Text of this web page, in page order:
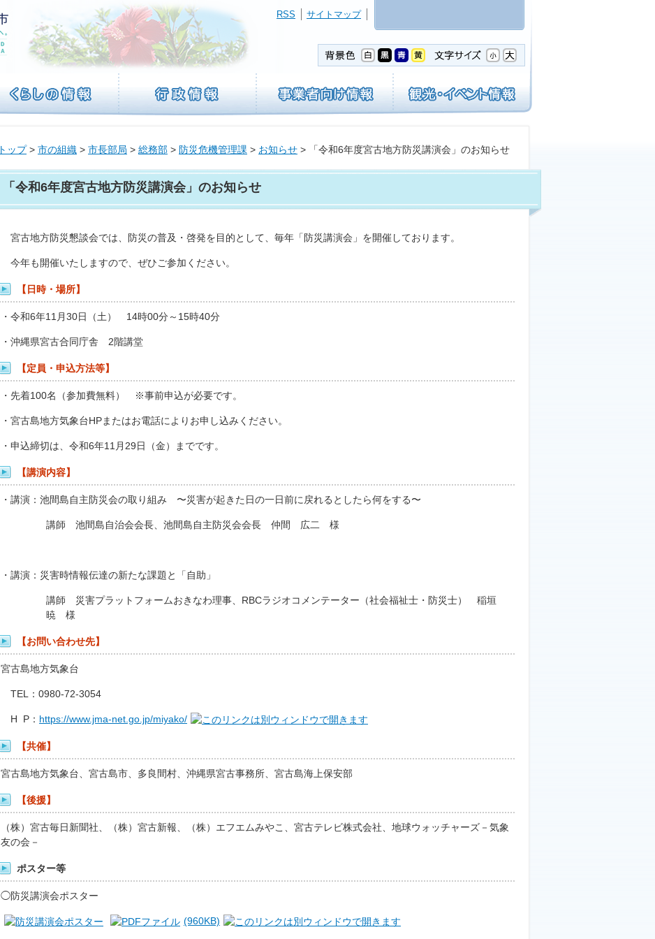
サイトマップ
RSS
トップ> 市の組織 > 市長部局 > 総務部 > 防災危機管理課 > お知らせ > 「令和6年度宮古地方防災講演会」のお知らせ
「令和6年度宮古地方防災講演会」のお知らせ
宮古地方防災懇談会では、防災の普及・啓発を目的として、毎年「防災講演会」を開催しております。
今年も開催いたしますので、ぜひご参加ください。
【日時・場所】
・令和6年11月30日（土） 14時00分～15時40分
・沖縄県宮古合同庁舎 2階講堂
【定員・申込方法等】
・先着100名（参加費無料） ※事前申込が必要です。
・宮古島地方気象台HPまたはお電話によりお申し込みください。
・申込締切は、令和6年11月29日（金）までです。
【講演内容】
・講演：池間島自主防災会の取り組み 〜災害が起きた日の一日前に戻れるとしたら何をする〜
講師 池間島自治会会長、池間島自主防災会会長 仲間 広二 様
・講演：災害時情報伝達の新たな課題と「自助」
講師 災害プラットフォームおきなわ理事、RBCラジオコメンテーター（社会福祉士・防災士） 稲垣
暁 様
【お問い合わせ先】
宮古島地方気象台
TEL：0980-72-3054
H P： https://www.jma-net.go.jp/miyako/
【共催】
宮古島地方気象台、宮古島市、多良間村、沖縄県宮古事務所、宮古島海上保安部
【後援】
（株）宮古毎日新聞社、（株）宮古新報、（株）エフエムみやこ、宮古テレビ株式会社、地球ウォッチャーズ－気象
友の会－
ポスター等
◯防災講演会ポスター
(960KB)